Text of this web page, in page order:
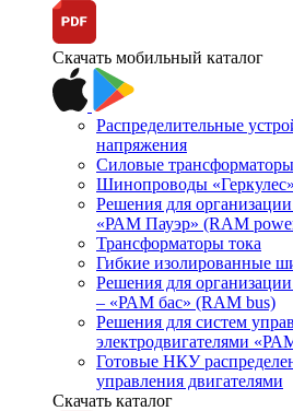
Скачать мобильный каталог
Распределительные
напряжения
Силовые
Шинопроводы
Решения для
«РАМ Пауэр» (RAM
Трансформаторы тока
Гибкие изолированные
Решения для
– «РАМ бас» (RAM bus)
Решения для систем
электродвигателями
Готовые НКУ
управления двигателями
Скачать каталог